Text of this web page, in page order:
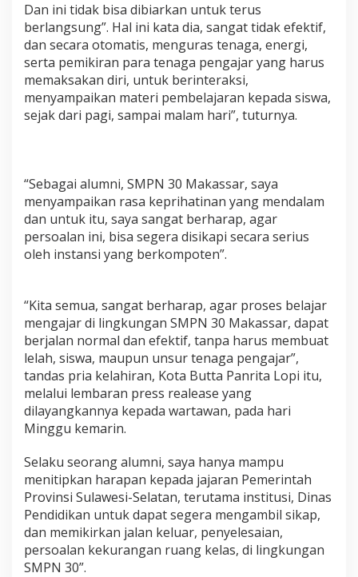
e
k
u
r
a
n
g
n
M
P
N
3
0
M
a
s
s
a
r
Dan ini tidak bisa dibiarkan untuk terus
berlangsung”. Hal ini kata dia, sangat tidak efektif,
dan secara otomatis, menguras tenaga, energi,
serta pemikiran para tenaga pengajar yang harus
memaksakan diri, untuk berinteraksi,
menyampaikan materi pembelajaran kepada siswa,
sejak dari pagi, sampai malam hari”, tuturnya.
“Sebagai alumni, SMPN 30 Makassar, saya
menyampaikan rasa keprihatinan yang mendalam
dan untuk itu, saya sangat berharap, agar
persoalan ini, bisa segera disikapi secara serius
oleh instansi yang berkompoten”.
“Kita semua, sangat berharap, agar proses belajar
mengajar di lingkungan SMPN 30 Makassar, dapat
berjalan normal dan efektif, tanpa harus membuat
lelah, siswa, maupun unsur tenaga pengajar”,
tandas pria kelahiran, Kota Butta Panrita Lopi itu,
melalui lembaran press realease yang
dilayangkannya kepada wartawan, pada hari
Minggu kemarin.
Selaku seorang alumni, saya hanya mampu
menitipkan harapan kepada jajaran Pemerintah
Provinsi Sulawesi-Selatan, terutama institusi, Dinas
Pendidikan untuk dapat segera mengambil sikap,
dan memikirkan jalan keluar, penyelesaian,
persoalan kekurangan ruang kelas, di lingkungan
SMPN 30”.